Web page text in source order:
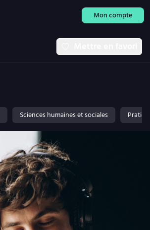
Mon compte
Sciences humaines et sociales